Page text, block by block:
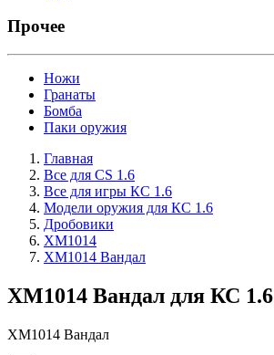
Прочее
Ножи
Гранаты
Бомба
Паки оружия
Главная
Все для CS 1.6
Все для игры КС 1.6
Модели оружия для КС 1.6
Дробовики
XM1014
XM1014 Вандал
XM1014 Вандал для КС 1.6
XM1014 Вандал